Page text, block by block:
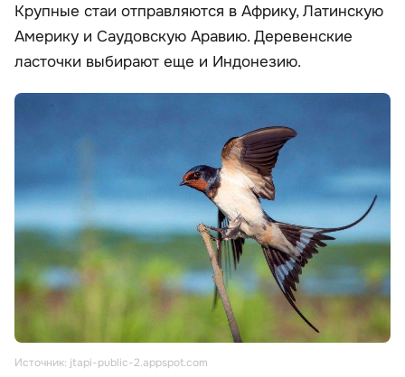
Крупные стаи отправляются в Африку, Латинскую
Америку и Саудовскую Аравию. Деревенские
ласточки выбирают еще и Индонезию.
Источник: jtapi-public-2.appspot.com